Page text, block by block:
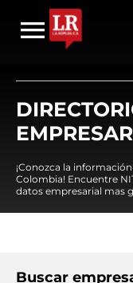
¡Conozca la
Colombia! Encuentre
datos empresarial mas
Buscar